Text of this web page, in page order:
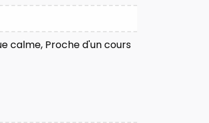
calme, Proche d'un cours